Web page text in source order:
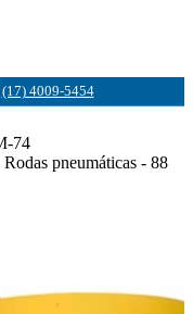
(17) 4009-5454
74
pneumáticas - 88